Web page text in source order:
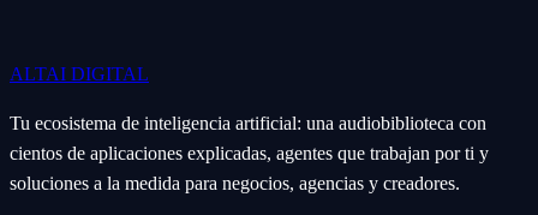
ALTAI DIGITAL
Tu ecosistema de inteligencia artificial: una audiobiblioteca con
cientos de aplicaciones explicadas, agentes que trabajan por ti y
soluciones a la medida para negocios, agencias y creadores.